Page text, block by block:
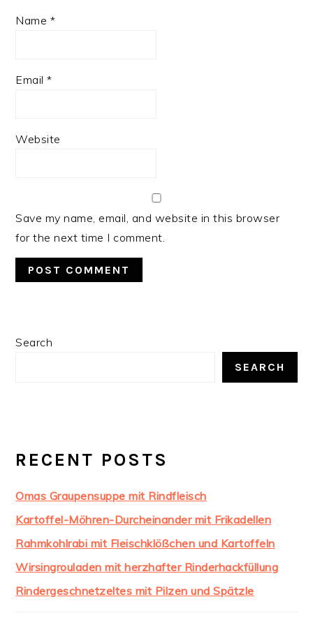
Name *
Email*
Website
Save my name, email, and website in this browser
for the next time I comment.
PRIMARY
Search
SEARCH
RECENT POSTS
Omas Graupensuppe mit Rindfleisch
Kartoffel-Möhren-Durcheinander mit Frikadellen
Rahmkohlrabi mit Fleischklößchen und Kartoffeln
Wirsingrouladen mit herzhafter Rinderhackfüllung
Rindergeschnetzeltes mit Pilzen und Spätzle